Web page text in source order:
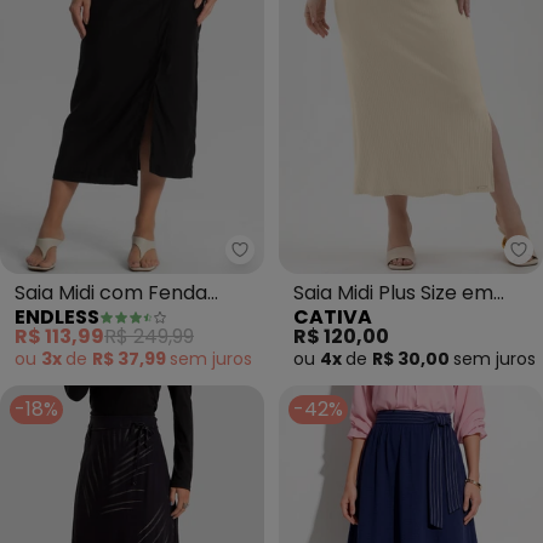
Endless - Saia Midi com Fenda
Saia Midi com Fenda
(Preto)
ENDLESS
R$ 113,99R$ 249,99
ou 3x de R$ 37,99 sem juros
Saia Midi Plus Size em
Canelado (Bege)
CATIVA
R$ 120,00
ou 4x de R$ 30,00 sem juros
-18% -42%